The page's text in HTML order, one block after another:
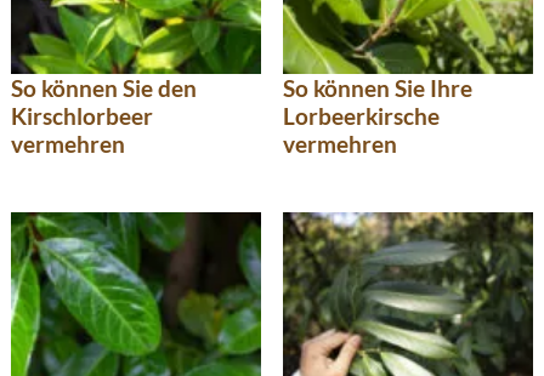
So können Sie den
Kirschlorbeer
vermehren
So können Sie Ihre
Lorbeerkirsche
vermehren